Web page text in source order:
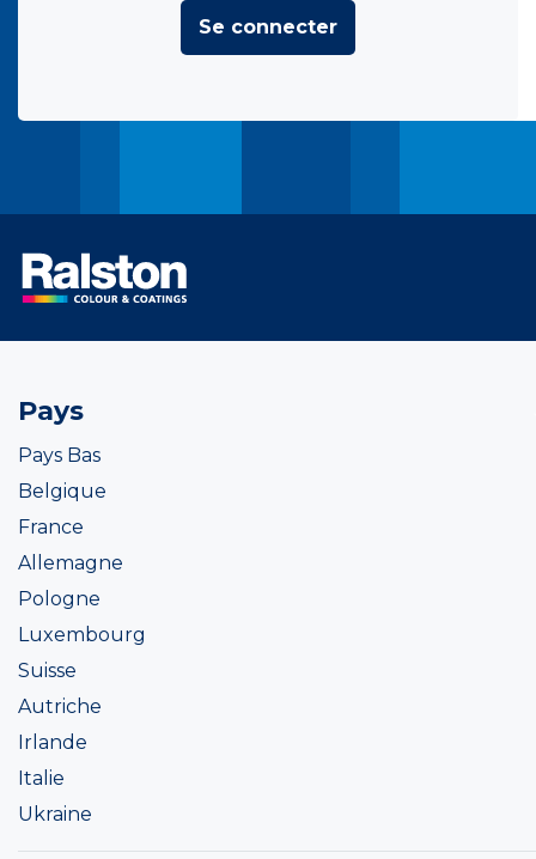
Se connecter
Pays
Pays Bas
Belgique
France
Allemagne
Pologne
Luxembourg
Suisse
Autriche
Irlande
Italie
Ukraine